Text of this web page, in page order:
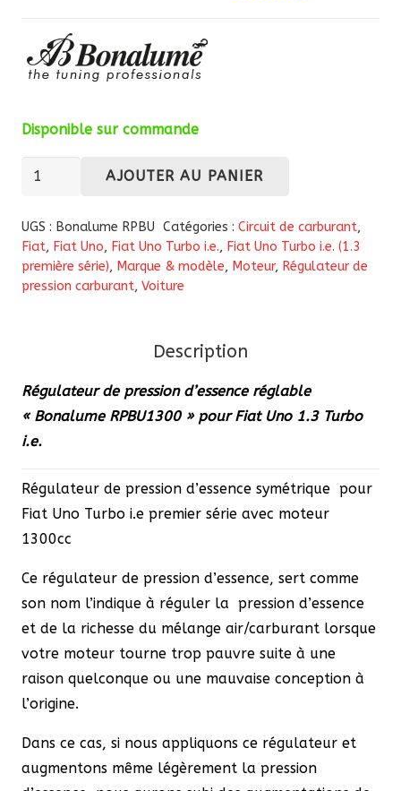
Disponible sur commande
quantité
Régulateur
de
pression
d’essence
pour
Fiat
Uno
Turbo
i.e.
AJOUTER AU PANIER
UGS : Bonalume RPBU Catégories : Circuit de carburant,
Fiat, Fiat Uno, Fiat Uno Turbo i.e., Fiat Uno Turbo i.e. (1.3
première série), Marque & modèle, Moteur, Régulateur de
pression carburant, Voiture
Description
Régulateur de pression d’essence réglable
« Bonalume RPBU1300 » pour Fiat Uno 1.3 Turbo
i.e.
Régulateur de pression d’essence symétrique pour
Fiat Uno Turbo i.e premier série avec moteur
1300cc
Ce régulateur de pression d’essence, sert comme
son nom l’indique à réguler la pression d’essence
et de la richesse du mélange air/carburant lorsque
votre moteur tourne trop pauvre suite à une
raison quelconque ou une mauvaise conception à
l’origine.
Dans ce cas, si nous appliquons ce régulateur et
augmentons même légèrement la pression